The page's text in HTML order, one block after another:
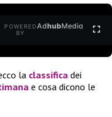
POWERED
BY
AdhubMedia
la classifica dei
e cosa dicono le